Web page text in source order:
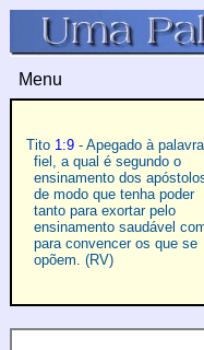
Menu
Tito 1:9 - Apegado à palavra
fiel, a qual é segundo o
ensinamento dos
de modo que tenha poder
tanto para exortar pelo
ensinamento saudável
para convencer os que se
opõem. (RV)